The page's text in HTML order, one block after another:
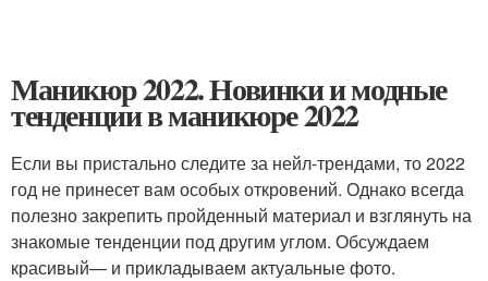
Маникюр 2022. Новинки и модные
тенденции в маникюре 2022
Если вы пристально следите за нейл-трендами, то 2022
год не принесет вам особых откровений. Однако всегда
полезно закрепить пройденный материал и взглянуть на
знакомые тенденции под другим углом. Обсуждаем
красивый— и прикладываем актуальные фото.